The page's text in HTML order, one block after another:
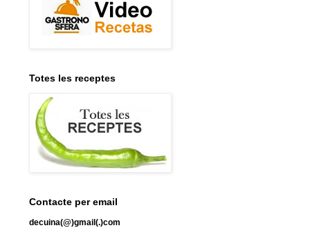
Totes les receptes
Contacte per email
decuina(@)gmail(.)com